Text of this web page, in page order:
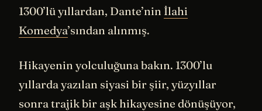
1300’lü yıllardan, Dante’nin İlahi
Komedya’sından alınmış.
Hikayenin yolculuğuna bakın. 1300’lu
yıllarda yazılan siyasi bir şiir, yüzyıllar
sonra trajik bir aşk hikayesine dönüşüyor,